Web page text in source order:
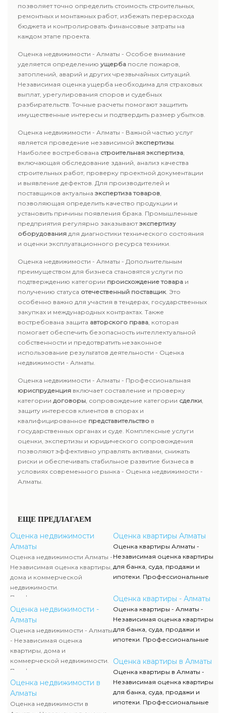
позволяет точно определить стоимость строительных,
ремонтных и монтажных работ, избежать перерасхода
бюджета и контролировать финансовые затраты на
каждом этапе проекта.
Оценка недвижимости - Алматы - Особое внимание
уделяется определению ущерба после пожаров,
затоплений, аварий и других чрезвычайных ситуаций.
Независимая оценка ущерба необходима для страховых
выплат, урегулирования споров и судебных
разбирательств. Точные расчеты помогают защитить
имущественные интересы и подтвердить размер убытков.
Оценка недвижимости - Алматы - Важной частью услуг
является проведение независимой экспертизы.
Наиболее востребована строительная экспертиза,
включающая обследование зданий, анализ качества
строительных работ, проверку проектной документации
и выявление дефектов. Для производителей и
поставщиков актуальна экспертиза товаров,
позволяющая определить качество продукции и
установить причины появления брака. Промышленные
предприятия регулярно заказываютэкспертизу
оборудования для диагностики технического состояния
и оценки эксплуатационного ресурса техники.
Оценка недвижимости - Алматы - Дополнительным
преимуществом для бизнеса становятся услуги по
подтверждению категории происхождение товара и
получению статуса отечественный поставщик. Это
особенно важно для участия в тендерах, государственных
закупках и международных контрактах. Также
востребована защита авторского права, которая
помогает обеспечить безопасность интеллектуальной
собственности и предотвратить незаконное
использование результатов деятельности - Оценка
недвижимости - Алматы.
Оценка недвижимости - Алматы - Профессиональная
юриспруденция включает составление и проверку
категории договоры, сопровождение категории сделки,
защиту интересов клиентов в спорах и
квалифицированное представительство в
государственных органах и суде. Комплексные услуги
оценки, экспертизы и юридического сопровождения
позволяют эффективно управлять активами, снижать
риски и обеспечивать стабильное развитие бизнеса в
условиях современного рынка - Оценка недвижимости -
Алматы.
ЕЩЕ ПРЕДЛАГАЕМ
Оценка недвижимости
Алматы
Оценка недвижимости Алматы -
Независимая оценка квартиры,
дома и коммерческой
недвижимости.
Профессиональная оценочная
компания выполняет анализ
рынка и рассчитывает
стоимость объектов для
продажи, ипотеки, аренды и
судебных споров. Оценка
недвижимости включает
современные методы и
гарантирует объективные
результаты. Отчеты
судов и страховых компаний по
Оценка недвижимости -
Алматы
Оценка недвижимости - Алматы
- Независимая оценка
квартиры, дома и
коммерческой недвижимости.
Профессиональная оценочная
компания выполняет анализ
рынка и рассчитывает
стоимость объектов для
продажи, ипотеки, аренды и
Оценка недвижимости в
Алматы
Оценка недвижимости в
Оценка квартиры Алматы
Оценка квартиры Алматы -
Независимая оценка квартиры
для банка, суда, продажи и
ипотеки. Профессиональные
и рассчитывают стоимость
жилья с учетом всех
параметров. Оценка квартиры
помогает определить
справедливую цену и избежать
соответствует требованиям
законодательства и
юридических процессах.
Оценка квартиры - Алматы
Оценка квартиры - Алматы -
Независимая оценка квартиры
для банка, суда, продажи и
ипотеки. Профессиональные
и рассчитывают стоимость
жилья с учетом всех
параметров. Оценка квартиры
помогает определить
справедливую цену и избежать
Оценка квартиры в Алматы
Оценка квартиры в Алматы -
Независимая оценка квартиры
для банка, суда, продажи и
ипотеки. Профессиональные